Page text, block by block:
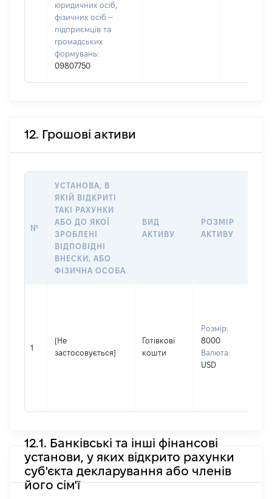
юридичних осіб,
фізичних осіб –
підприємців та
громадських
формувань:
09807750
12. Грошові активи
№
УСТАНОВА, В
ЯКІЙ ВІДКРИТІ
ТАКІ РАХУНКИ
АБО ДО ЯКОЇ
ЗРОБЛЕНІ
ВІДПОВІДНІ
ВНЕСКИ, АБО
ФІЗИЧНА ОСОБА
ВИД
АКТИВУ
РОЗМІР
АКТИВУ
1
[Не
застосовується]
Готівкові
кошти
Розмір:
8000
Валюта:
USD
12.1. Банківські та інші фінансові
установи, у яких відкрито рахунки
суб'єкта декларування або членів
його сім'ї